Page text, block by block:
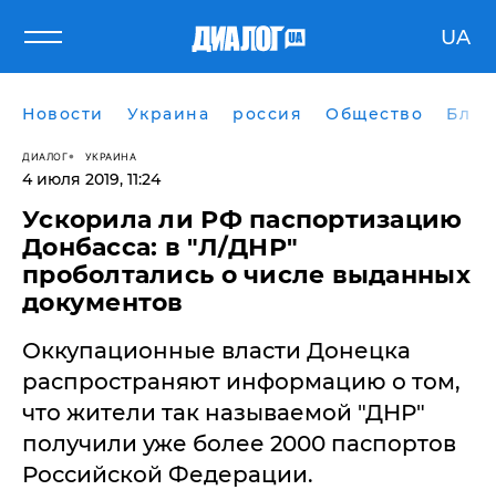
UA
Новости Украина россия Общество
ДИАЛОГ УКРАИНА
4 июля 2019, 11:24
Ускорила ли РФ паспортизацию
Донбасса: в "Л/ДНР"
проболтались о числе выданных
документов
Оккупационные власти Донецка
распространяют информацию о том,
что жители так называемой "ДНР"
получили уже более 2000 паспортов
Российской Федерации.